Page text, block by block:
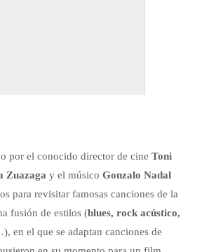
por el conocido director de cineToni
Zuazaga y el músicoGonzalo Nadal
para revisitar famosas canciones de la
fusión de estilos (blues, rock acústico,
en el que se adaptan canciones de